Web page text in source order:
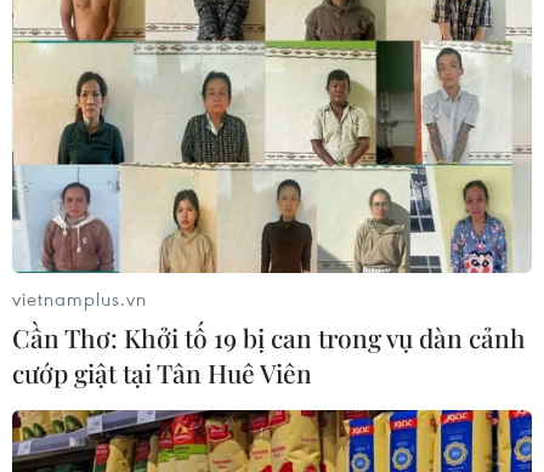
TIN CÙNG CHUYÊN MỤC
Xe tải va chạm xe máy tại Đắk Lắk
làm hai người thương vong
08/08/2026 14:58
Chuyển Bộ Công an thông tin 7 cá
vietnamplus.vn
Cần Thơ: Khởi tố 19 bị can trong vụ dàn cảnh
cướp giật tại Tân Huê Viên